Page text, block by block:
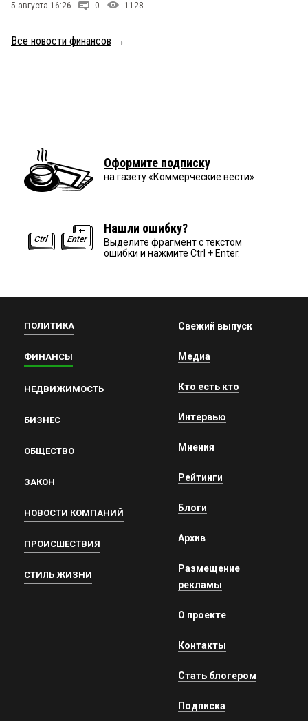
5 августа 16:26 0 1128
Все новости финансов →
Оформите подписку
на газету «Коммерческие вести»
Нашли ошибку?
Выделите фрагмент с текстом
ошибки и нажмите Ctrl + Enter.
ПОЛИТИКА
ФИНАНСЫ
НЕДВИЖИМОСТЬ
БИЗНЕС
ОБЩЕСТВО
ЗАКОН
НОВОСТИ КОМПАНИЙ
ПРОИСШЕСТВИЯ
СТИЛЬ ЖИЗНИ
Свежий выпуск
Медиа
Кто есть кто
Интервью
Мнения
Рейтинги
Блоги
Архив
Размещение
рекламы
О проекте
Контакты
Стать блогером
Подписка